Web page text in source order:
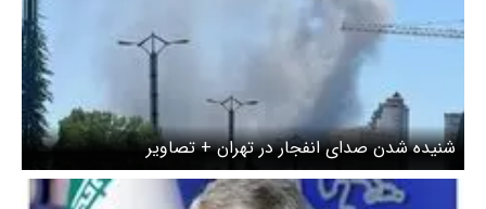
شنیده شدن صدای انفجار در تهران + تصاویر